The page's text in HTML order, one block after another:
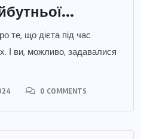
те, що дієта під час
І ви, можливо, задавалися
0 COMMENTS